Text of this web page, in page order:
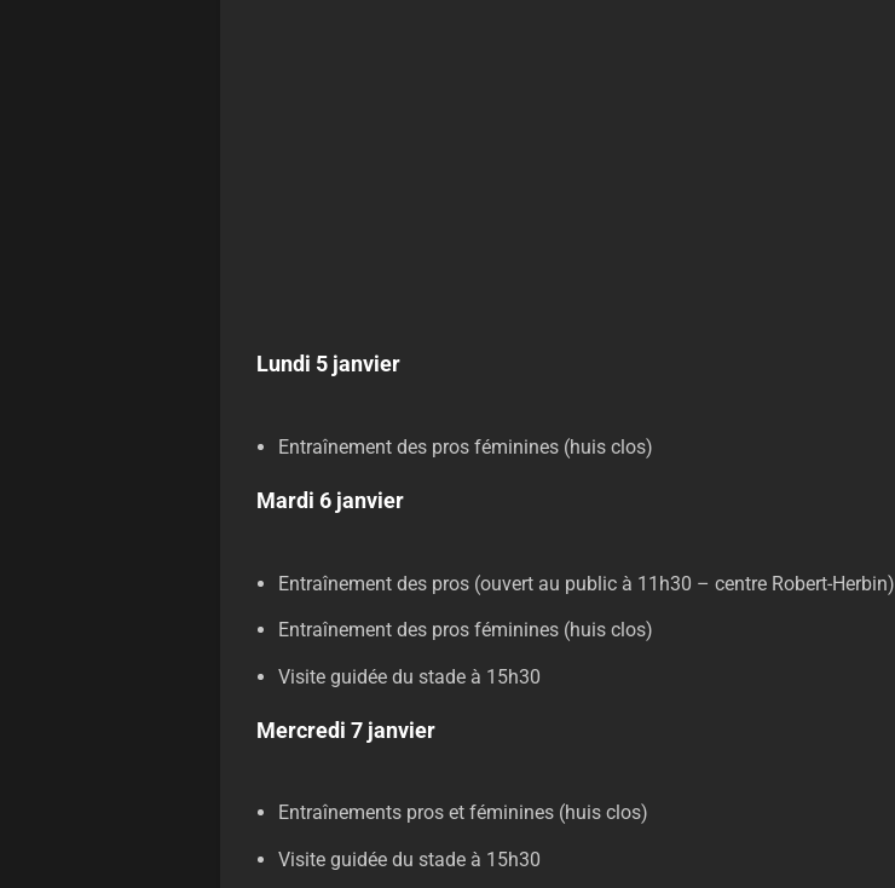
Lundi 5 janvier
Entraînement des pros féminines (huis clos)
Mardi 6 janvier
Entraînement des pros (ouvert au public à 11h30 – centre Robert-Herbin)
Entraînement des pros féminines (huis clos)
Visite guidée du stade à 15h30
Mercredi 7 janvier
Entraînements pros et féminines (huis clos)
Visite guidée du stade à 15h30